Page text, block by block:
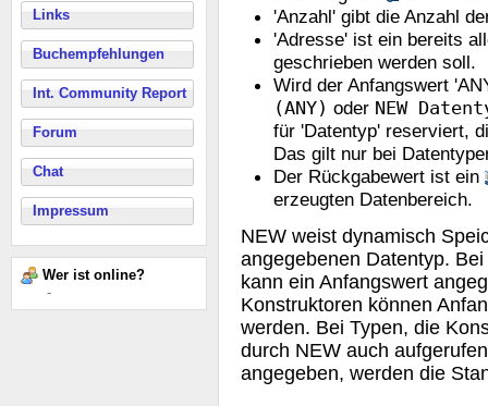
Links
Buchempfehlungen
Int. Community Report
Forum
Chat
Impressum
Wer ist online?
-
'Anzahl' gibt die Anzahl
'Adresse' ist ein bereits
geschrieben werden soll.
Wird der Anfangswert
(ANY) oder NEW
für 'Datentyp' reserviert,
Das gilt nur bei
Der Rückgabewert ist ein
erzeugten Datenbereich.
NEW weist dynamisch
angegebenen Datentyp.
kann ein Anfangswert
Konstruktoren können
werden. Bei Typen, die
durch NEW auch
angegeben, werden die